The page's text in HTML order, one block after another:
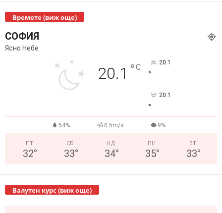
Времете (виж още)
СОФИЯ
Ясно Небе
20.1 °C 20.1
°
20.1
°
54% 0.5m/s 9%
ПТ
32°
СБ
33°
НД
34°
ПН
35°
ВТ
33°
Валутен курс (виж още)